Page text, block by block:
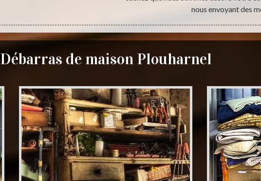
nous envoyant des
Débarras de maison Plouharnel